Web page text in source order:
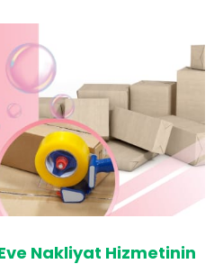
Nakliyat Hizmetinin